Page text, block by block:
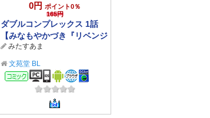
0円 ポイント0％
165円
ダブルコンプレックス 1話
【みなもやかづき『リベンジ
アクト』配信記念CP 8/5ま
で】
みたすあま
文苑堂 BL
コミック